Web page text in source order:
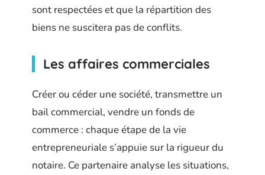
sont respectées et que la répartition des
biens ne suscitera pas de conflits.
Les affaires commerciales
Créer ou céder une société, transmettre un
bail commercial, vendre un fonds de
commerce : chaque étape de la vie
entrepreneuriale s’appuie sur la rigueur du
notaire. Ce partenaire analyse les situations,